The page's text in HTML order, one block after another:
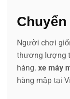
Người chơi
thương lượng
hàng. xe máy
hàng mập tại